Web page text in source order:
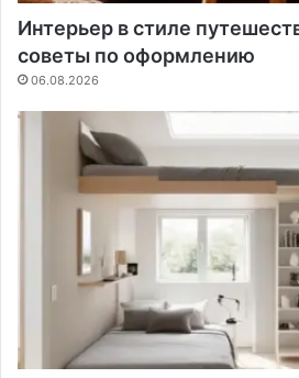
Интерьер в стиле
советы по оформлению
06.08.2026